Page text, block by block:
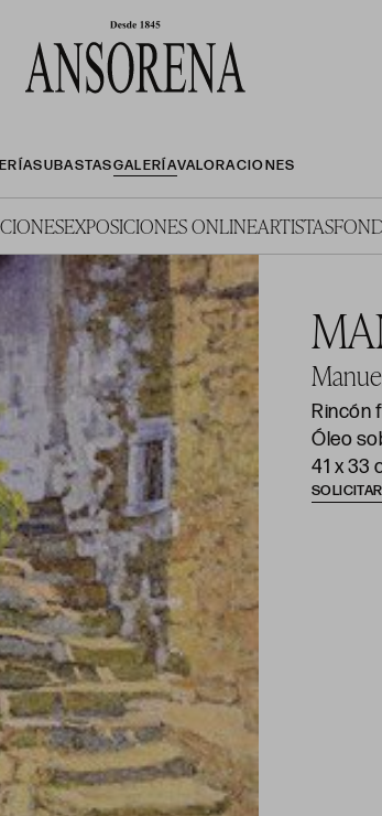
SUBASTASGALERÍAVALORACIONES
EXPOSICIONES ONLINEARTISTAS
Rincón
Óleo
41 x 33